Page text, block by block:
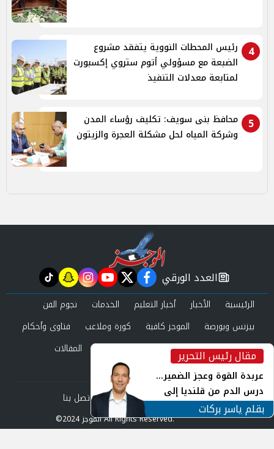
4
رئيس المحطات النووية يتفقد مشروع
الضبعة مع مسؤولي أتوم ستروي إكسبورت
لمتابعة معدلات التنفيذ
5
محافظ بنى سويف: تكليف رؤساء المدن
وشركة المياه لحل مشكلة العجرة والزيتون
مقال رئيس التحرير
عربدة القوة وعجز الضمير...
درس الدم من قلنديا إلى
جنوب لبنان
بقلم ياسر بركات
newspaper
العدد الورقي facebook
twitter
youtube
instagram
snapchat
tiktok
الرئيسية الأخبار أخبار التعليم الخدمات
نجوم الفن
بيزنس وبورصة
الموجز كافية كورة وملاعب
فتاوى وأحكام
صحة وجمال
عرب وعالم حوادث ومحاكم
المقالات
العدد الورقي
من نحن
سياسة الخصوصية اتصل بنا
©2024 الموجز All Rights Reserved.